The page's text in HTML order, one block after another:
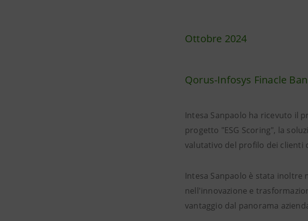
Ottobre 2024
Qorus-Infosys Finacle
Intesa Sanpaolo ha ricevuto il
progetto "ESG Scoring", la
valutativo del profilo dei clienti
Intesa Sanpaolo è stata
nell'innovazione e
vantaggio dal panorama